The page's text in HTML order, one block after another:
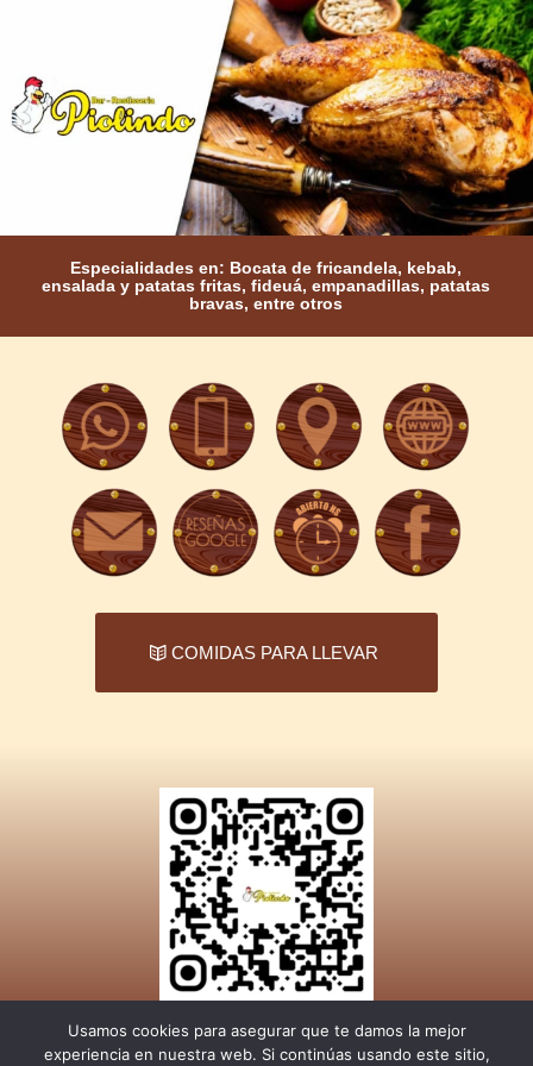
Especialidades en: Bocata de fricandela, kebab,
ensalada y patatas fritas, fideuá, empanadillas, patatas
bravas, entre otros
COMIDAS PARA LLEVAR
Usamos cookies para asegurar que te damos la mejor
experiencia en nuestra web. Si continúas usando este sitio,